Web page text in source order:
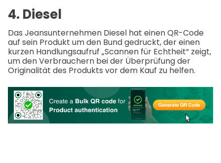
4. Diesel
Das Jeansunternehmen Diesel hat einen QR-Code
auf sein Produkt um den Bund gedruckt, der einen
kurzen Handlungsaufruf „Scannen für Echtheit“ zeigt,
um den Verbrauchern bei der Überprüfung der
Originalität des Produkts vor dem Kauf zu helfen.